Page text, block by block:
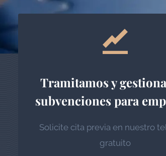
Tramitamos y
subvenciones para
Solicite cita previa en nuestro
gratuito